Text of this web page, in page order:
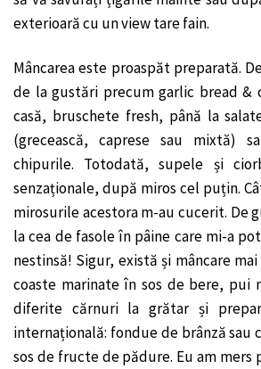
exterioară cu un view tare fain.
Mâncarea este proaspăt preparată.
de la gustări precum garlic bread &
casă, bruschete fresh, până la
(grecească, caprese sau mixtă)
chipurile. Totodată, supele și
senzaționale, după miros cel puțin.
mirosurile acestora m-au cucerit. De
la cea de fasole în pâine care mi-a
nestinsă! Sigur, există și mâncare
coaste marinate în sos de bere, pui
diferite cărnuri la grătar și
internațională: fondue de brânză sau
sos de fructe de pădure. Eu am mers